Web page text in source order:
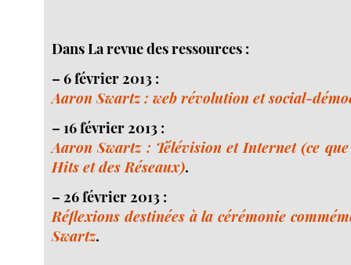
Dans La revue des ressources :
– 6 février 2013 :
Aaron Swartz : web révolution et social-
– 16 février 2013 :
Aaron Swartz : Télévision et Internet (ce
Hits et des Réseaux).
– 26 février 2013 :
Réflexions destinées à la cérémonie
Swartz.